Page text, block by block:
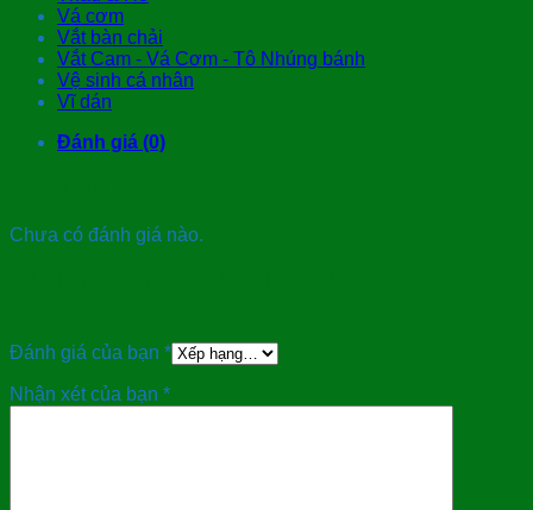
Vá cơm
Vắt bàn chải
Vắt Cam - Vá Cơm - Tô Nhúng bánh
Vệ sinh cá nhân
Vĩ dán
Đánh giá (0)
Chưa có đánh giá nào.
Đánh giá của bạn *
Nhận xét của bạn *